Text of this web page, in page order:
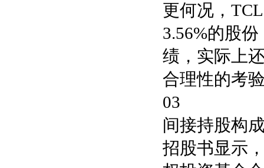
更何况，
3.56%的股
绩，实际上
合理性的考
03
间接持股构
招股书显示